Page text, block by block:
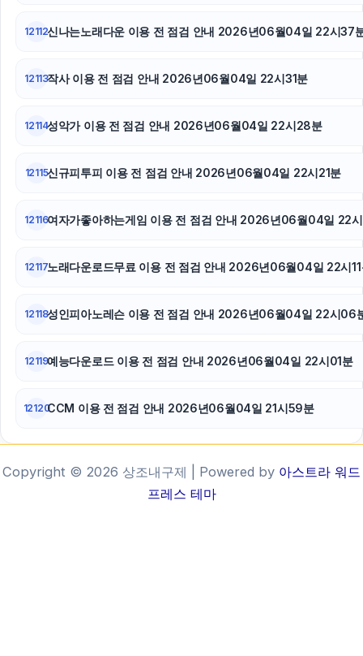
12112신나는노래다운 이용 전 점검 안내 2026년06월04일 22시37
12113작사 이용 전 점검 안내 2026년06월04일 22시31분
12114성악가 이용 전 점검 안내 2026년06월04일 22시28분
12115신규피투피 이용 전 점검 안내 2026년06월04일 22시21분
12116여자가좋아하는게임 이용 전 점검 안내 2026년06월04일 22
12117노래다운로드무료 이용 전 점검 안내 2026년06월04일 22시11
12118성인피아노레슨 이용 전 점검 안내 2026년06월04일 22시06
12119예능다운로드 이용 전 점검 안내 2026년06월04일 22시01분
12120CCM 이용 전 점검 안내 2026년06월04일 21시59분
Copyright © 2026 상조내구제 | Powered by 아스트라 워드
프레스 테마